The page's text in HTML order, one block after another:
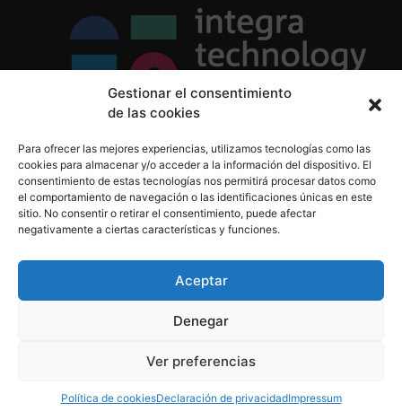
Gestionar el consentimiento
de las cookies
Para ofrecer las mejores experiencias, utilizamos tecnologías como las
cookies para almacenar y/o acceder a la información del dispositivo. El
consentimiento de estas tecnologías nos permitirá procesar datos como
el comportamiento de navegación o las identificaciones únicas en este
sitio. No consentir o retirar el consentimiento, puede afectar
negativamente a ciertas características y funciones.
Aceptar
Denegar
Ver preferencias
Política de cookiesDeclaración de privacidadImpressum
Política de Cookies
Aviso Legal
910 607 564
derechos reservados